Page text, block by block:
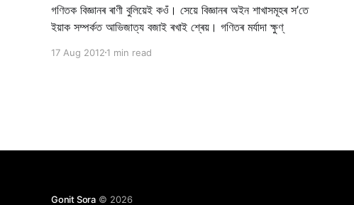
গণিতক বিজ্ঞানৰ ৰাণী বুলিয়েই কওঁ। সেয়ে বিজ্ঞানৰ অইন শাখাসমূহৰ স’তে
ইয়াক সম্পৰ্কত আভিজাত্য বজাই ৰখাই শ্ৰেয়। গণিতৰ মৰ্যাদা ক্ষুণ্
17 Aug 2012 1 min read
Gonit Sora © 2026